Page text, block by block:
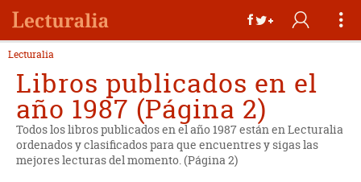
Lecturalia
Libros publicados en el
año 1987 (Página 2)
Todos los libros publicados en el año 1987 están en Lecturalia
ordenados y clasificados para que encuentres y sigas las
mejores lecturas del momento. (Página 2)